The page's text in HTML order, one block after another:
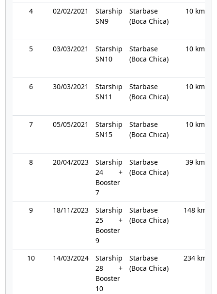
4 02/02/2021
Starship
SN9
Starbase
(Boca Chica)
10 km
5 03/03/2021
Starship
SN10
Starbase
(Boca Chica)
10 km
6 30/03/2021
Starship
SN11
Starbase
(Boca Chica)
10 km
7 05/05/2021
Starship
SN15
Starbase
(Boca Chica)
10 km
8 20/04/2023
Starship
24 +
Booster
7
Starbase
(Boca Chica)
39 km
9 18/11/2023
Starship
25 +
Booster
9
Starbase
(Boca Chica)
148 km
10 14/03/2024
Starship
28 +
Booster
10
Starbase
(Boca Chica)
234 km